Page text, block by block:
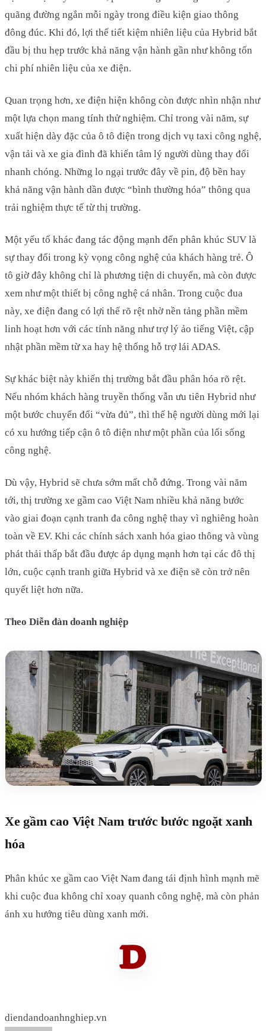
quãng đường ngắn mỗi ngày trong điều kiện giao thông
đông đúc. Khi đó, lợi thế tiết kiệm nhiên liệu của Hybrid bắt
đầu bị thu hẹp trước khả năng vận hành gần như không tốn
chi phí nhiên liệu của xe điện.
Quan trọng hơn, xe điện hiện không còn được nhìn nhận như
một lựa chọn mang tính thử nghiệm. Chỉ trong vài năm, sự
xuất hiện dày đặc của ô tô điện trong dịch vụ taxi công nghệ,
vận tải và xe gia đình đã khiến tâm lý người dùng thay đổi
nhanh chóng. Những lo ngại trước đây về pin, độ bền hay
khả năng vận hành dần được “bình thường hóa” thông qua
trải nghiệm thực tế từ thị trường.
Một yếu tố khác đang tác động mạnh đến phân khúc SUV là
sự thay đổi trong kỳ vọng công nghệ của khách hàng trẻ. Ô
tô giờ đây không chỉ là phương tiện di chuyển, mà còn được
xem như một thiết bị công nghệ cá nhân. Trong cuộc đua
này, xe điện đang có lợi thế rõ rệt nhờ nền tảng phần mềm
linh hoạt hơn với các tính năng như trợ lý ảo tiếng Việt, cập
nhật phần mềm từ xa hay hệ thống hỗ trợ lái ADAS.
Sự khác biệt này khiến thị trường bắt đầu phân hóa rõ rệt.
Nếu nhóm khách hàng truyền thống vẫn ưu tiên Hybrid như
một bước chuyển đổi “vừa đủ”, thì thế hệ người dùng mới lại
có xu hướng tiếp cận ô tô điện như một phần của lối sống
công nghệ.
Dù vậy, Hybrid sẽ chưa sớm mất chỗ đứng. Trong vài năm
tới, thị trường xe gầm cao Việt Nam nhiều khả năng bước
vào giai đoạn cạnh tranh đa công nghệ thay vì nghiêng hoàn
toàn về EV. Khi các chính sách xanh hóa giao thông và vùng
phát thải thấp bắt đầu được áp dụng mạnh hơn tại các đô thị
lớn, cuộc cạnh tranh giữa Hybrid và xe điện sẽ còn trở nên
quyết liệt hơn nữa.
Theo Diễn đàn doanh nghiệp
Xe gầm cao Việt Nam trước bước ngoặt xanh
hóa
Phân khúc xe gầm cao Việt Nam đang tái định hình mạnh mẽ
khi cuộc đua không chỉ xoay quanh công nghệ, mà còn phản
ánh xu hướng tiêu dùng xanh mới.
diendandoanhnghiep.vn